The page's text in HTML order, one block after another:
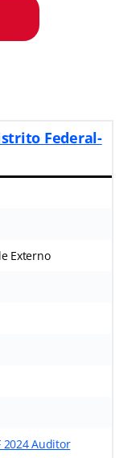
Federal-
Externo
2024 Auditor